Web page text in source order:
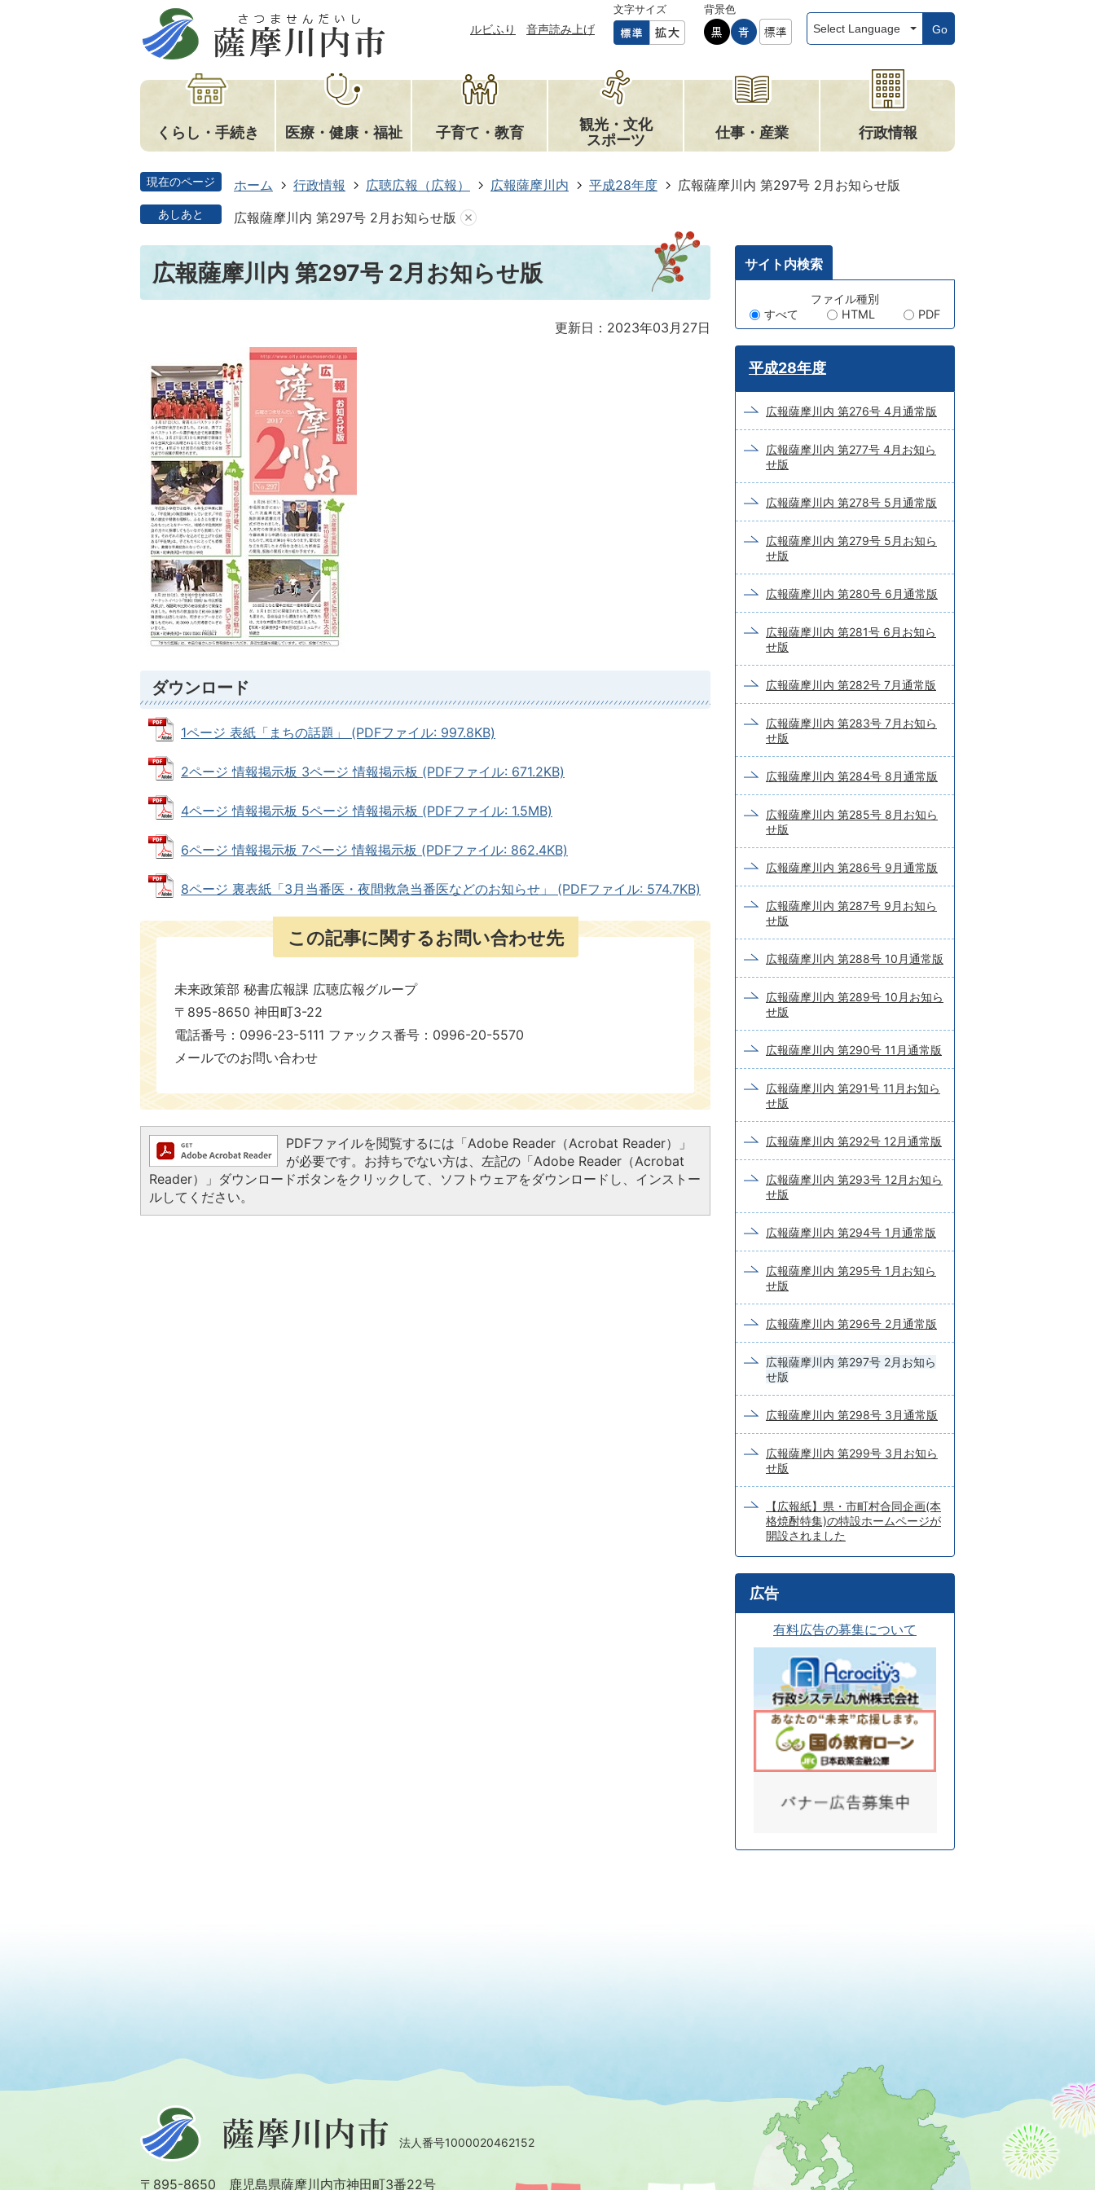
ルビふり 音声読み上げ
文字サイズ
背景色
Go
くらし・手続き 医療・健康・福祉 子育て・教育
観光・文化
スポーツ
仕事・産業 行政情報
現在のページ ホーム 行政情報 広聴広報（広報） 広報薩摩川内 平成28年度 広報薩摩川内 第297号 2月お知らせ版
あしあと 広報薩摩川内 第297号 2月お知らせ版
広報薩摩川内 第297号 2月お知らせ版
更新日：2023年03月27日
ダウンロード
1ページ 表紙「まちの話題」 (PDFファイル: 997.8KB)
2ページ 情報掲示板 3ページ 情報掲示板 (PDFファイル: 671.2KB)
4ページ 情報掲示板 5ページ 情報掲示板 (PDFファイル: 1.5MB)
6ページ 情報掲示板 7ページ 情報掲示板 (PDFファイル: 862.4KB)
8ページ 裏表紙「3月当番医・夜間救急当番医などのお知らせ」 (PDFファイル: 574.7KB)
この記事に関するお問い合わせ先
未来政策部 秘書広報課 広聴広報グループ
〒895-8650 神田町3-22
電話番号：0996-23-5111 ファックス番号：0996-20-5570
メールでのお問い合わせ
PDFファイルを閲覧するには「Adobe Reader（Acrobat Reader）」
が必要です。お持ちでない方は、左記の「Adobe Reader（Acrobat
Reader）」ダウンロードボタンをクリックして、ソフトウェアをダウンロードし、インストー
ルしてください。
サイト内検索
ー
ワ
ー
ド
検
索
ファイル種別
すべて
HTML PDF
平成28年度
広報薩摩川内 第276号 4月通常版
広報薩摩川内 第277号 4月お知ら
せ版
広報薩摩川内 第278号 5月通常版
広報薩摩川内 第279号 5月お知ら
せ版
広報薩摩川内 第280号 6月通常版
広報薩摩川内 第281号 6月お知ら
せ版
広報薩摩川内 第282号 7月通常版
広報薩摩川内 第283号 7月お知ら
せ版
広報薩摩川内 第284号 8月通常版
広報薩摩川内 第285号 8月お知ら
せ版
広報薩摩川内 第286号 9月通常版
広報薩摩川内 第287号 9月お知ら
せ版
広報薩摩川内 第288号 10月通常版
広報薩摩川内 第289号 10月お知ら
せ版
広報薩摩川内 第290号 11月通常版
広報薩摩川内 第291号 11月お知ら
せ版
広報薩摩川内 第292号 12月通常版
広報薩摩川内 第293号 12月お知ら
せ版
広報薩摩川内 第294号 1月通常版
広報薩摩川内 第295号 1月お知ら
せ版
広報薩摩川内 第296号 2月通常版
広報薩摩川内 第297号 2月お知ら
せ版
広報薩摩川内 第298号 3月通常版
広報薩摩川内 第299号 3月お知ら
せ版
【広報紙】県・市町村合同企画(本
格焼酎特集)の特設ホームページが
開設されました
広告
有料広告の募集について
薩
摩
川
法人番号1000020462152
〒895-8650 鹿児島県薩摩川内市神田町3番22号